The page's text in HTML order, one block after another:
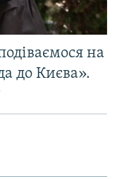
на
до Києва».